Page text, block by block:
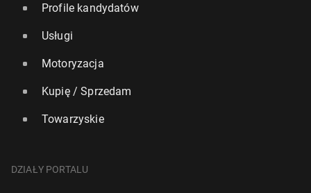
Profile kandydatów
Usługi
Motoryzacja
Kupię / Sprzedam
Towarzyskie
DZIAŁY PORTALU